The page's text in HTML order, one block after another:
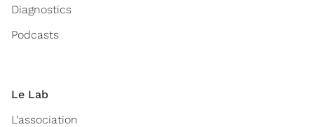
Diagnostics
Podcasts
Le Lab
L'association